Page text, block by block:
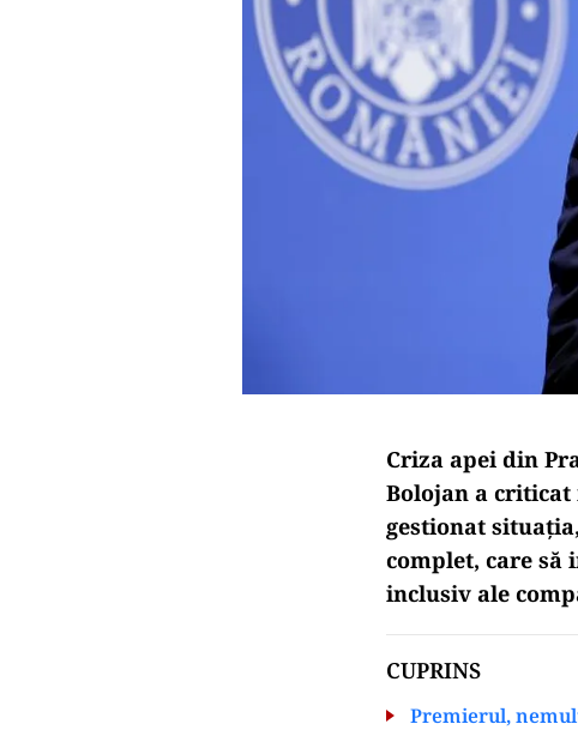
Criza apei din
Bolojan a
gestionat
complet, care
inclusiv ale
CUPRINS
Premierul,